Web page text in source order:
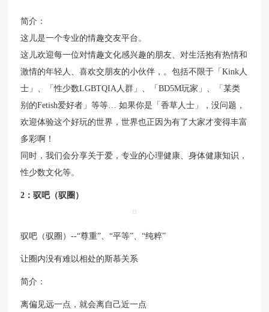
简介：
这儿是一个专业的情趣交友平台。
这儿欢迎每一位对情趣文化感兴趣的朋友、对生活抱有热情和
激情的年轻人、喜欢交朋友的小伙伴，。包括不限于「Kink人
士」、「性少数LGBTQIA人群」、「BD5M玩家」、「某类
别的Fetish爱好者」等等… 如果你是「香草人士」，没问题，
欢迎体验这个好玩的世界，世界也正因为有了大家才变得丰富
多彩啊！
同时，我们会分享关于爱，专业的心理健康、身体健康知识，
性少数文化等。
2：驭吧（驭圈）
驭吧（驭圈）--“尊重”、“平等”、“纯粹”
让圈内没有难以相处的斯慕关系
简介：
离偏见远一点，就会离自己近一点